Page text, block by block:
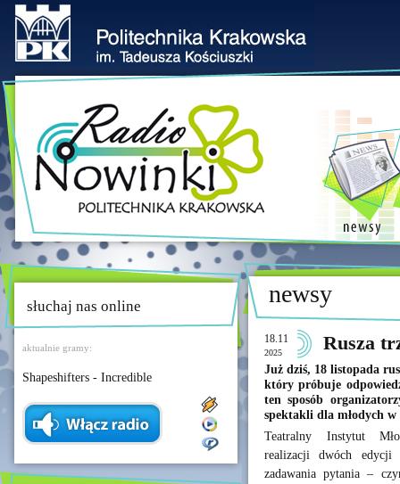
słuchaj nas online
aktualnie gramy:
Shapeshifters - Incredible
newsy
18.11
2025 Rusza
Już dziś, 18 listopada
który próbuje
ten sposób
spektakli dla młodych
Teatralny Instytut
realizacji dwóch edycji
zadawania pytania –